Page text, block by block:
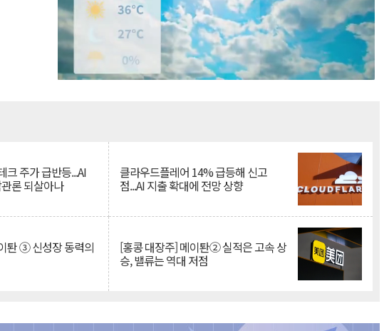
크 주가 급반등...AI
론 되살아나
클라우드플레어 14% 급등해 신고
점...AI 지출 확대에 전망 상향
퇀 ③ 신성장 동력의 [홍콩 대장주] 메이퇀② 실적은 고속 상
승, 밸류는 역대 저점